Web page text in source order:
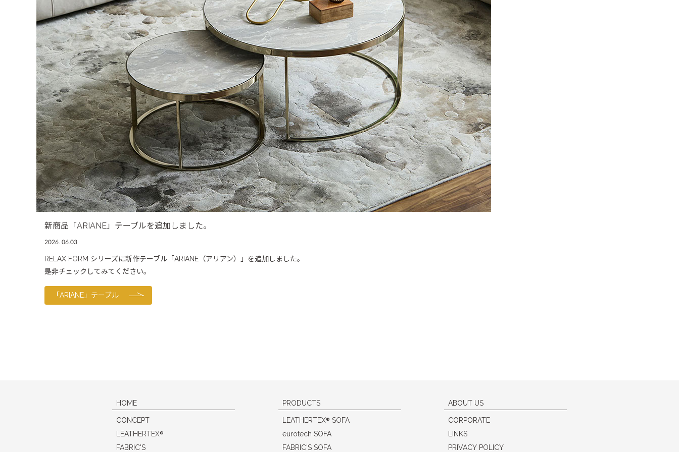
新商品「ARIANE」テーブルを追加しました。
2026. 06.03
RELAX FORM シリーズに新作テーブル「ARIANE（アリアン）」を追加しました。
是非チェックしてみてください。
「ARIANE」テーブル
HOME
CONCEPT
LEATHERTEX®
FABRIC'S
PRODUCTS
LEATHERTEX® SOFA
eurotech SOFA
FABRIC'S SOFA
ABOUT US
CORPORATE
LINKS
PRIVACY POLICY